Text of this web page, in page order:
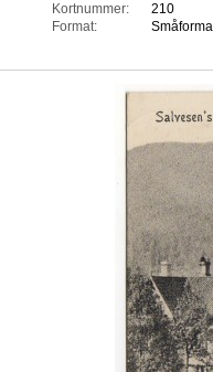
Kortnummer:
210
Format: